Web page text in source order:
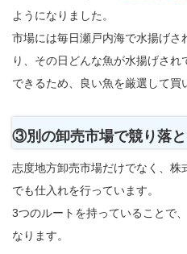
ようになりました。
市場には毎日瀬戸内海で水揚げさ
り、その日どんな魚が水揚げさ
できるため、良い魚を厳選して買
③別の卸売市場で競り落と
志度地方卸売市場だけでなく、
でも仕入れを行っています。
3つのルートを持っていることで
なります。